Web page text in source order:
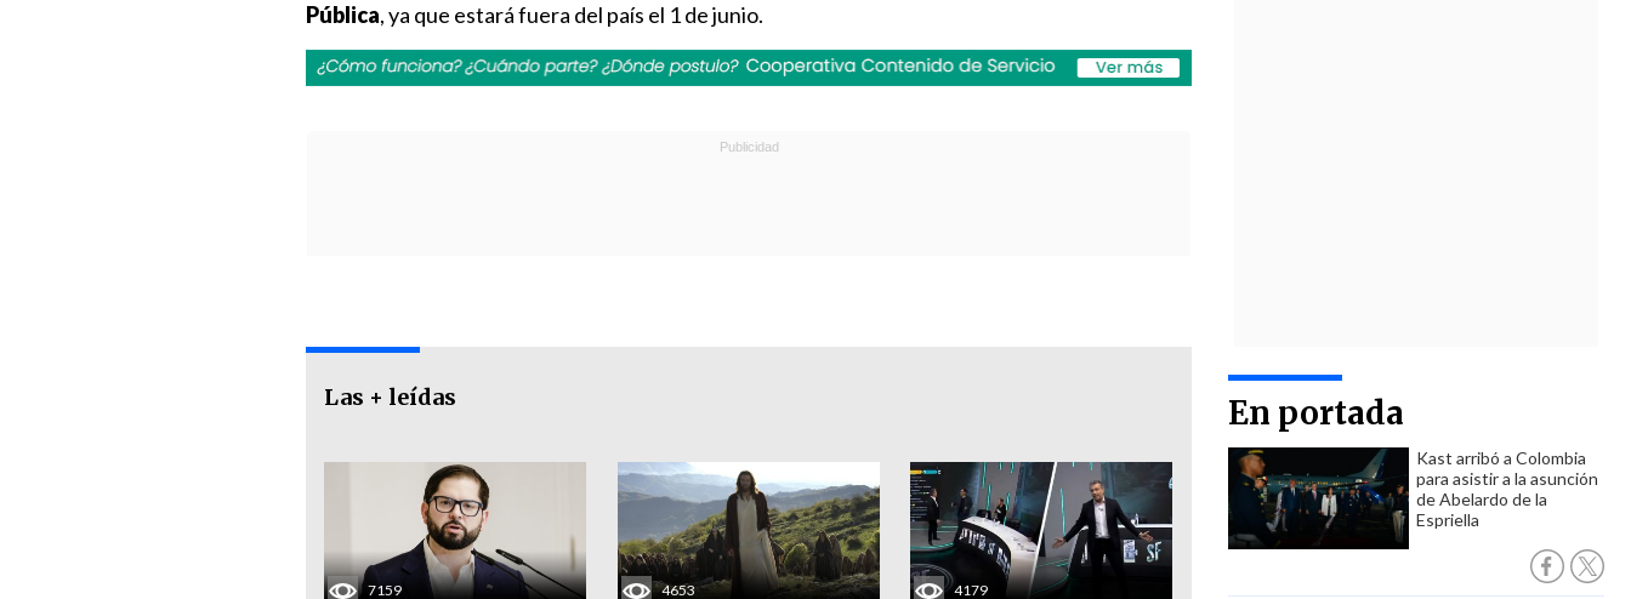
En portada
Kast arribó a Colombia
para asistir a la asunción
de Abelardo de la
Espriella
Pública, ya que estará fuera del país el 1 de junio.
Las + leídas
7159 4653 4179